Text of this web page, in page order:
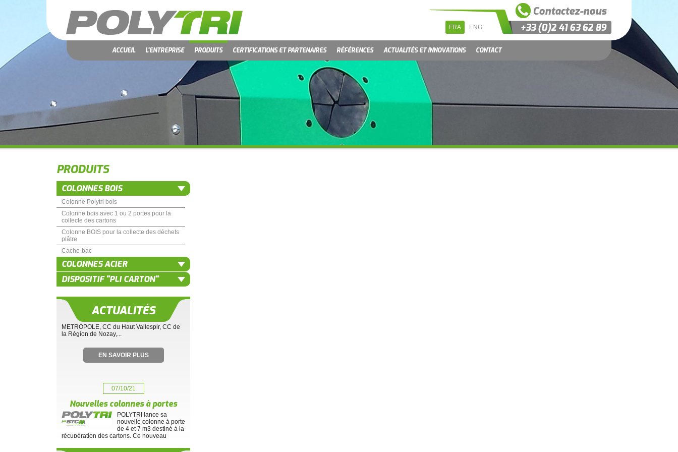
Contactez-nous
+33 (0)2 41 63 62 89
FRA ENG
ACCUEIL L'ENTREPRISE PRODUITS CERTIFICATIONS ET PARTENAIRES RÉFÉRENCES ACTUALITÉS ET INNOVATIONS CONTACT
PRODUITS
COLONNES BOIS
Colonne Polytri bois
Colonne bois avec 1 ou 2 portes pour la
collecte des cartons
Colonne BOIS pour la collecte des déchets
plâtre
Cache-bac
COLONNES ACIER
DISPOSITIF "PLI CARTON"
ACTUALITÉS
07/10/21
Nouvelles références 2021
dessous de nous faire
confiance en 2021
: SCOM EST VENDEEN, NANTES
METROPOLE, CC du Haut Vallespir, CC de
la Région de Nozay,...
EN SAVOIR PLUS
Nouvelles colonnes à portes
de 4 et 7 m3 destiné à la
récupération des cartons. Ce nouveau
EN SAVOIR PLUS